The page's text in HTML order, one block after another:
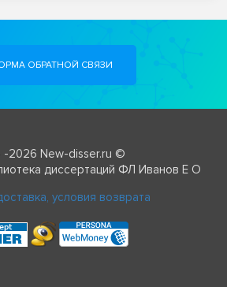
ОБРАТНОЙ СВЯЗИ
-2026 New-disser.ru ©
диссертаций ФЛ Иванов Е О
условия возврата